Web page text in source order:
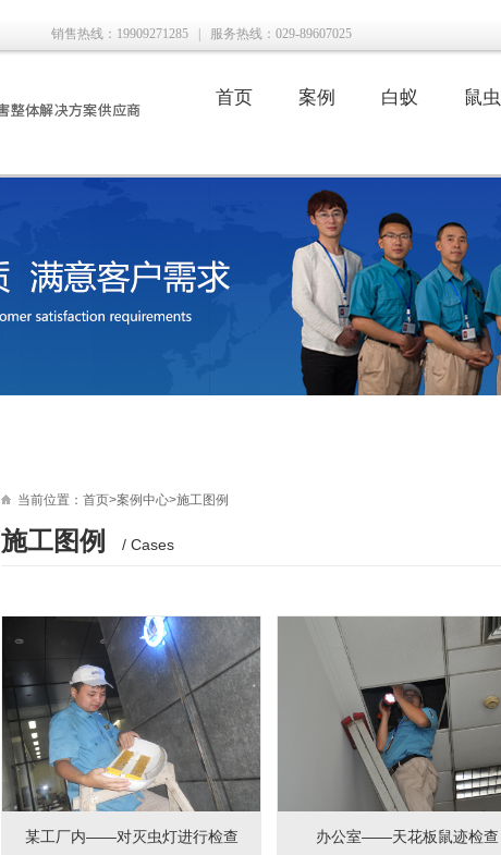
销售热线：19909271285 服务热线：029-89607025
首页
| 案例
| 白蚁
| 鼠虫
|
当前位置： 首页>案例中心>施工图例
施工图例 / Cases
某工厂内——对灭虫灯进行检查 办公室——天花板鼠迹检查